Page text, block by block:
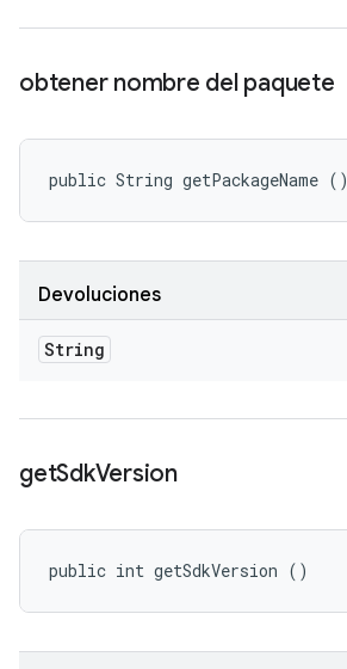
obtener nombre del paquete
public String getPackageName ()
Devoluciones
String
getSdkVersion
public int getSdkVersion ()